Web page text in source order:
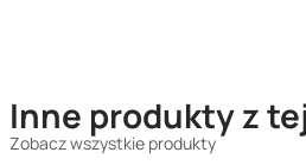
Inne produkty z
Zobacz wszystkie produkty